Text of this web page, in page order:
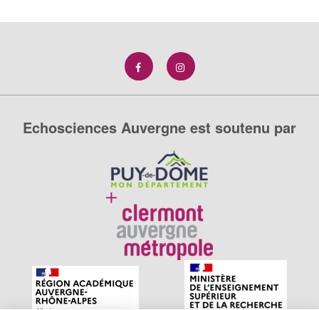
Echosciences Auvergne est soutenu par